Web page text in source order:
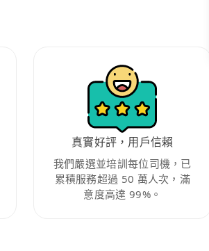
真實好評，用戶信賴
我們嚴選並培訓每位司機，已
累積服務超過 50 萬人次，滿
意度高達 99%。